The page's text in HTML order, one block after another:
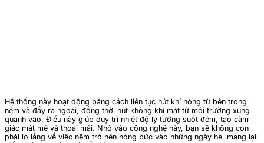
Hệ thống này hoạt động bằng cách liên tục hút khí nóng từ bên trong
nệm và đẩy ra ngoài, đồng thời hút không khí mát từ môi trường xung
quanh vào. Điều này giúp duy trì nhiệt độ lý tưởng suốt đêm, tạo cảm
giác mát mẻ và thoải mái. Nhờ vào công nghệ này, bạn sẽ không còn
phải lo lắng về việc nệm trở nên nóng bức vào những ngày hè, mang lại